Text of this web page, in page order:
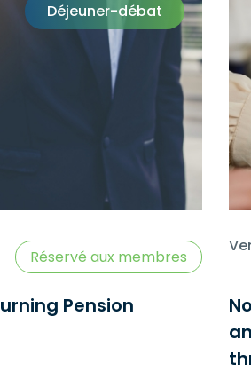
Déjeuner-débat
Réservé aux membres
Pension